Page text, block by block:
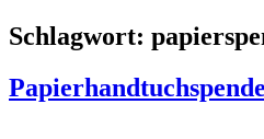
Schlagwort: